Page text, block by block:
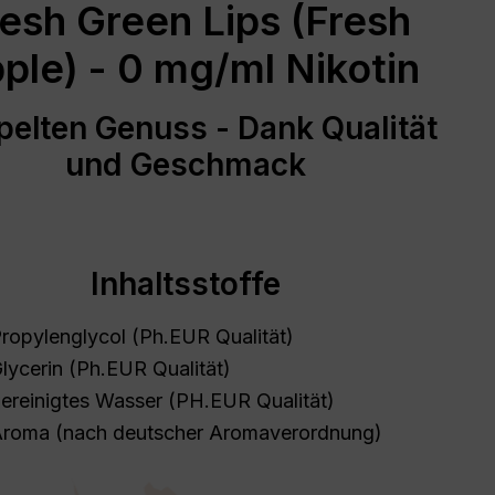
Green Lips (Fresh
- 0 mg/ml Nikotin
Genuss - Dank Qualität
und Geschmack
Inhaltsstoffe
(Ph.EUR Qualität)
(Ph.EUR Qualität)
Wasser (PH.EUR Qualität)
(nach deutscher Aromaverordnung)